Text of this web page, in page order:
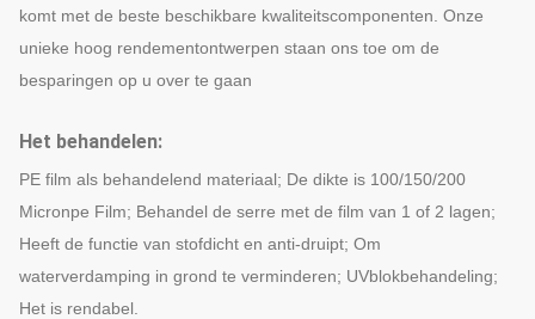
komt met de beste beschikbare kwaliteitscomponenten. Onze
unieke hoog rendementontwerpen staan ons toe om de
besparingen op u over te gaan
Het behandelen:
PE film als behandelend materiaal; De dikte is 100/150/200
Micronpe Film; Behandel de serre met de film van 1 of 2 lagen;
Heeft de functie van stofdicht en anti-druipt; Om
waterverdamping in grond te verminderen; UVblokbehandeling;
Het is rendabel.